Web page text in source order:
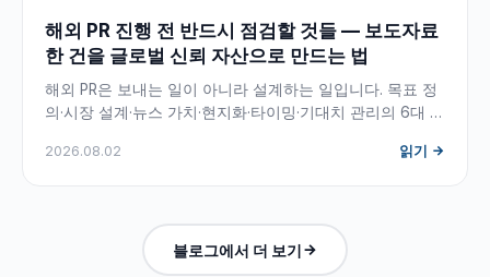
해외 PR 진행 전 반드시 점검할 것들 — 보도자료
한 건을 글로벌 신뢰 자산으로 만드는 법
해외 PR은 보내는 일이 아니라 설계하는 일입니다. 목표 정
의·시장 설계·뉴스 가치·현지화·타이밍·기대치 관리의 6대 고
— PR Newswire 배포를 대행하는 이노빈이 언론홍보 실무
2026.08.02 읽기
블로그에서 더 보기